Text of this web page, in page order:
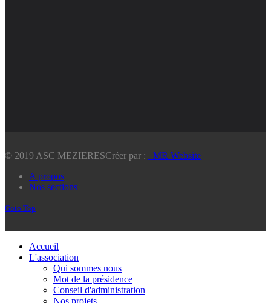
© 2019 ASC MEZIERESCréer par :
_MR Website
A propos
Nos sections
Goto Top
Accueil
L'association
Qui sommes nous
Mot de la présidence
Conseil d'administration
Nos projets